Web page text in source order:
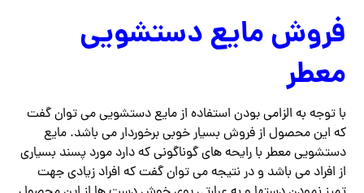
فروش مایع دستشویی
معطر
با توجه به الزامی بودن استفاده از مایع دستشویی می توان گفت
که این محصول از فروش بسیار خوبی برخوردار می باشد. مایع
دستشویی معطر با رایحه های گوناگونی که دارد مورد پسند بسیاری
از افراد می باشد و در نتیجه می توان گفت که افراد زیادی جهت